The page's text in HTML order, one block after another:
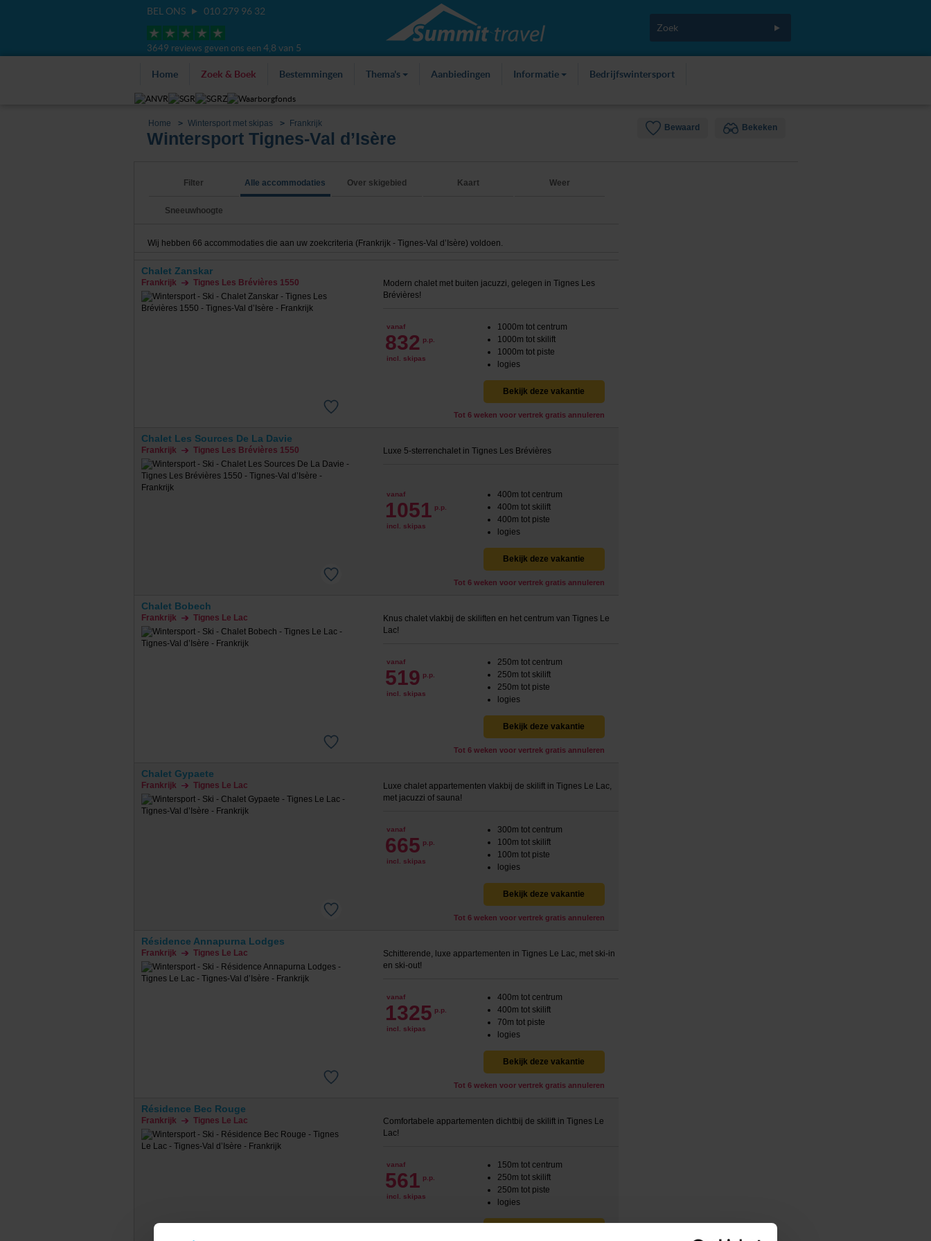
BEL ONS 010 279 96 32
3649 reviews geven ons een 4,8 van 5
Home Zoek & Boek Bestemmingen Thema's Aanbiedingen Informatie Bedrijfswintersport
Bewaard Bekeken
Home Wintersport met skipas Frankrijk
Wintersport Tignes-Val d’Isère
Filter Alle accommodaties Over skigebied Kaart Weer
Sneeuwhoogte
Wij hebben 66 accommodaties die aan uw zoekcriteria (Frankrijk - Tignes-Val d’Isère) voldoen.
Chalet Zanskar
Frankrijk Tignes Les Brévières 1550
Modern chalet met buiten jacuzzi, gelegen in Tignes Les
Brévières!
vanaf
832 p.p.
incl. skipas
1000m tot centrum
1000m tot skilift
1000m tot piste
logies
Bekijk deze vakantie
Tot 6 weken voor vertrek gratis annuleren
Chalet Les Sources De La Davie
Frankrijk Tignes Les Brévières 1550 Luxe 5-sterrenchalet in Tignes Les Brévières
vanaf
1051 p.p.
incl. skipas
400m tot centrum
400m tot skilift
400m tot piste
logies
Bekijk deze vakantie
Tot 6 weken voor vertrek gratis annuleren
Chalet Bobech
Frankrijk Tignes Le Lac
Knus chalet vlakbij de skiliften en het centrum van Tignes Le
Lac!
vanaf
519 p.p.
incl. skipas
250m tot centrum
250m tot skilift
250m tot piste
logies
Bekijk deze vakantie
Tot 6 weken voor vertrek gratis annuleren
Chalet Gypaete
Frankrijk Tignes Le Lac
Luxe chalet appartementen vlakbij de skilift in Tignes Le Lac,
met jacuzzi of sauna!
vanaf
665 p.p.
incl. skipas
300m tot centrum
100m tot skilift
100m tot piste
logies
Bekijk deze vakantie
Tot 6 weken voor vertrek gratis annuleren
Résidence Annapurna Lodges
Frankrijk Tignes Le Lac
Schitterende, luxe appartementen in Tignes Le Lac, met ski-in
en ski-out!
vanaf
1325 p.p.
incl. skipas
400m tot centrum
400m tot skilift
70m tot piste
logies
Bekijk deze vakantie
Tot 6 weken voor vertrek gratis annuleren
Résidence Bec Rouge
Frankrijk Tignes Le Lac
Comfortabele appartementen dichtbij de skilift in Tignes Le
Lac!
vanaf
561 p.p.
incl. skipas
150m tot centrum
250m tot skilift
250m tot piste
logies